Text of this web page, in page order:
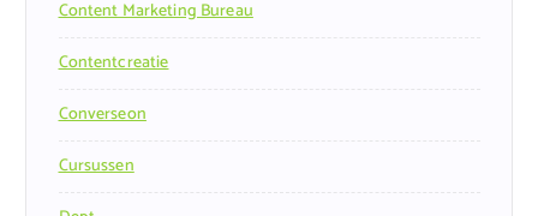
Content Marketing Bureau
Contentcreatie
Converseon
Cursussen